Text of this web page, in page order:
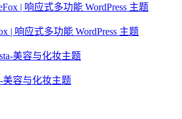
| 响应式多功能 WordPress 主题
美容与化妆主题